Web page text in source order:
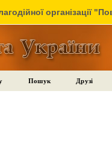
організації
Пошук Друзі